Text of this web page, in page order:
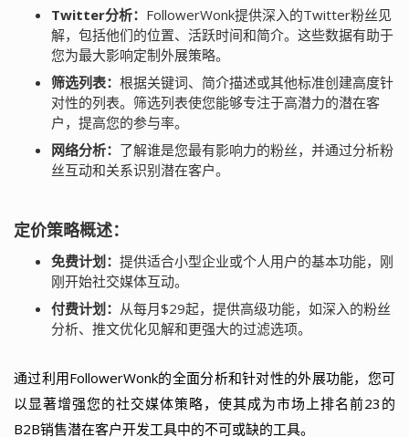
Twitter分析： FollowerWonk提供深入的Twitter粉丝见
解，包括他们的位置、活跃时间和简介。这些数据有助于
您为最大影响定制外展策略。
筛选列表： 根据关键词、简介描述或其他标准创建高度针
对性的列表。筛选列表使您能够专注于高潜力的潜在客
户，提高您的参与率。
网络分析： 了解谁是您最有影响力的粉丝，并通过分析粉
丝互动和关系识别潜在客户。
定价策略概述：
免费计划： 提供适合小型企业或个人用户的基本功能，刚
刚开始社交媒体互动。
付费计划： 从每月$29起，提供高级功能，如深入的粉丝
分析、推文优化见解和更强大的过滤选项。
通过利用FollowerWonk的全面分析和针对性的外展功能，您可
以显著增强您的社交媒体策略，使其成为市场上排名前23的
B2B销售潜在客户开发工具中的不可或缺的工具。